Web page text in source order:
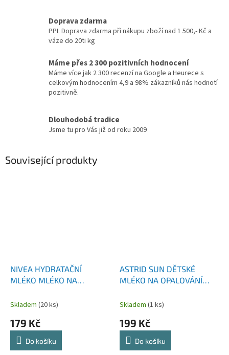
Doprava zdarma
PPL Doprava zdarma při nákupu zboží nad 1 500,- Kč a
váze do 20ti kg
Máme přes 2 300 pozitivních hodnocení
Máme více jak 2 300 recenzí na Google a Heurece s
celkovým hodnocením 4,9 a 98% zákazníků nás hodnotí
pozitivně.
Dlouhodobá tradice
Jsme tu pro Vás již od roku 2009
Související produkty
NIVEA HYDRATAČNÍ
MLÉKO MLÉKO NA
PROTECT & MOISTURE
Skladem (20 ks)
179 Kč
Do košíku
ASTRID SUN DĚTSKÉ
MLÉKO NA OPALOVÁNÍ
Skladem (1 ks)
199 Kč
Do košíku